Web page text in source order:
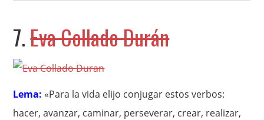
7.Eva Collado Durán
Lema: «Para la vida elijo conjugar estos verbos:
hacer, avanzar, caminar, perseverar, crear, realizar,